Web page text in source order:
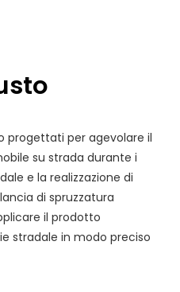
progettati per agevolare il
su strada durante i
e la realizzazione di
di spruzzatura
il prodotto
stradale in modo preciso